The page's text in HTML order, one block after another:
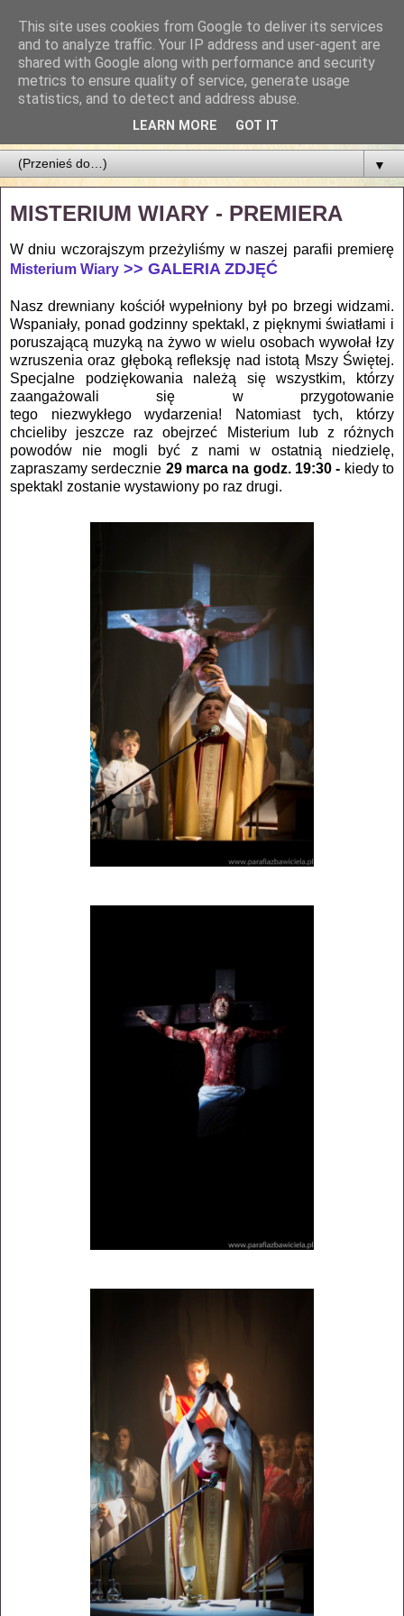
Parafia Najświętszego
Zbawiciela
PARAFIA NAJŚWIĘTSZEGO ZBAWICIELA W ŁODZI
▼
MISTERIUM WIARY - PREMIERA
W dniu wczorajszym przeżyliśmy w naszej parafii premierę
Misterium Wiary >> GALERIA ZDJĘĆ
Nasz drewniany kościół wypełniony był po brzegi widzami.
Wspaniały, ponad godzinny spektakl, z pięknymi światłami i
poruszającą muzyką na żywo w wielu osobach wywołał łzy
wzruszenia oraz głęboką refleksję nad istotą Mszy Świętej.
Specjalne podziękowania należą się wszystkim, którzy
zaangażowali się w przygotowanie
tego niezwykłego wydarzenia! Natomiast tych, którzy
chcieliby jeszcze raz obejrzeć Misterium lub z różnych
powodów nie mogli być z nami w ostatnią niedzielę,
zapraszamy serdecznie 29 marca na godz. 19:30 - kiedy to
spektakl zostanie wystawiony po raz drugi.
This site uses cookies from Google to deliver its services
and to analyze traffic. Your IP address and user-agent are
shared with Google along with performance and security
metrics to ensure quality of service, generate usage
statistics, and to detect and address abuse.
LEARN MORE GOT IT